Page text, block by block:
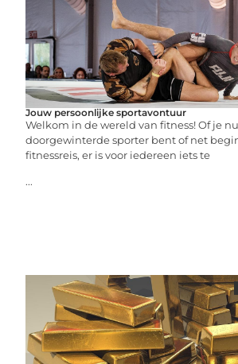
Jouw persoonlijke sportavontuur
Welkom in de wereld van fitness! Of je
doorgewinterde sporter bent of net
fitnessreis, er is voor iedereen iets te
...